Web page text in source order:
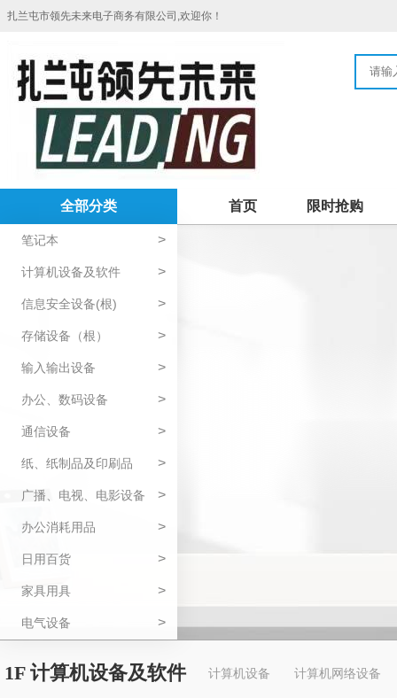
扎兰屯市领先未来电子商务有限公司,欢迎你！
全部分类
笔记本 >
计算机设备及软件 >
信息安全设备(根) >
存储设备（根） >
输入输出设备 >
办公、数码设备 >
通信设备 >
纸、纸制品及印刷品 >
广播、电视、电影设备 >
办公消耗用品 >
日用百货 >
家具用具 >
电气设备 >
首页 限时抢购
1F 计算机设备及软件 计算机设备 计算机网络设备